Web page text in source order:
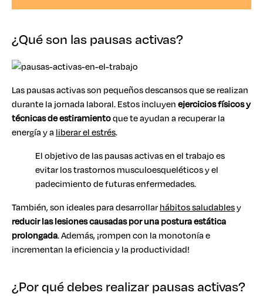
¿Qué son las pausas activas?
Las pausas activas son pequeños descansos que se realizan
durante la jornada laboral. Estos incluyenejercicios físicos y
técnicas de estiramientoque te ayudan a recuperar la
energía y a liberar el estrés.
El objetivo de las pausas activas en el trabajo es
evitar los trastornos musculoesqueléticos y el
padecimiento de futuras enfermedades.
También, son ideales para desarrollarhábitos saludablesy
reducir las lesiones causadas por una postura estática
prolongada. Además, ¡rompen con la monotonía e
incrementan la eficiencia y la productividad!
¿Por qué debes realizar pausas activas?